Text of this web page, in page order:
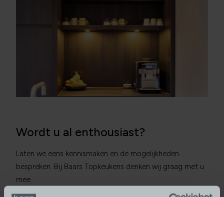
Wordt u al enthousiast?
Laten we eens kennismaken en de mogelijkheden
bespreken. Bij Baars Topkeukens denken wij graag met u
mee.